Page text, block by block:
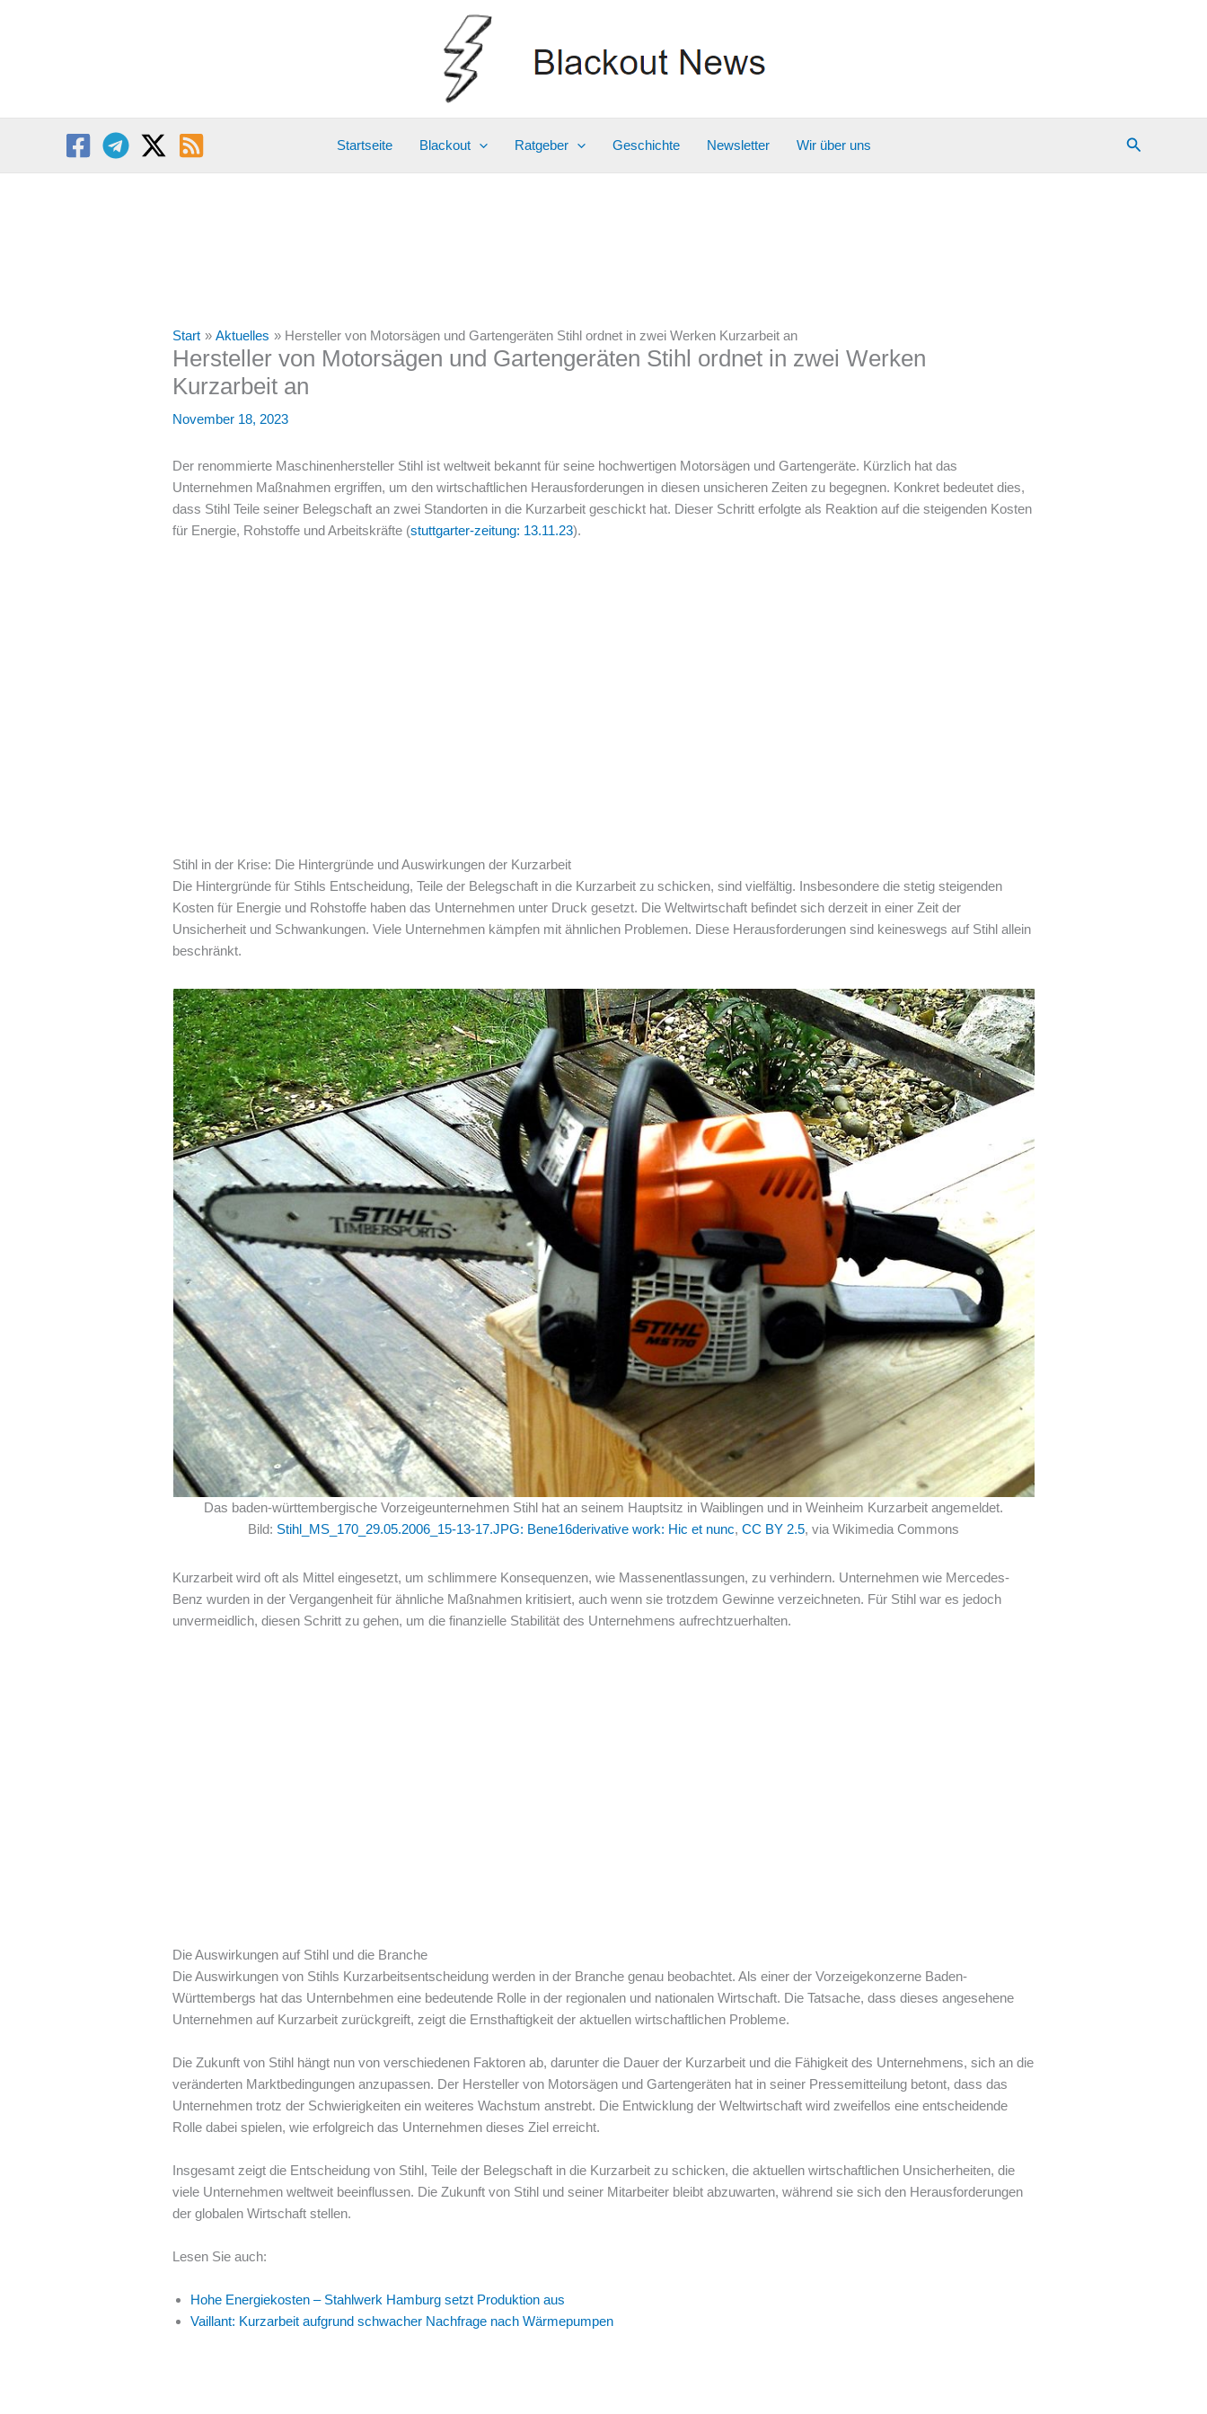
Startseite Blackout Ratgeber Geschichte Newsletter Wir über uns Suchen
Start Aktuelles Hersteller von Motorsägen und Gartengeräten Stihl ordnet in zwei Werken Kurzarbeit an
Hersteller von Motorsägen und Gartengeräten Stihl ordnet in zwei Werken
Kurzarbeit an
November 18, 2023
Der renommierte Maschinenhersteller Stihl ist weltweit bekannt für seine hochwertigen Motorsägen und Gartengeräte. Kürzlich hat das
Unternehmen Maßnahmen ergriffen, um den wirtschaftlichen Herausforderungen in diesen unsicheren Zeiten zu begegnen. Konkret bedeutet dies,
dass Stihl Teile seiner Belegschaft an zwei Standorten in die Kurzarbeit geschickt hat. Dieser Schritt erfolgte als Reaktion auf die steigenden Kosten
für Energie, Rohstoffe und Arbeitskräfte (stuttgarter-zeitung: 13.11.23).
Stihl in der Krise: Die Hintergründe und Auswirkungen der Kurzarbeit
Die Hintergründe für Stihls Entscheidung, Teile der Belegschaft in die Kurzarbeit zu schicken, sind vielfältig. Insbesondere die stetig steigenden
Kosten für Energie und Rohstoffe haben das Unternehmen unter Druck gesetzt. Die Weltwirtschaft befindet sich derzeit in einer Zeit der
Unsicherheit und Schwankungen. Viele Unternehmen kämpfen mit ähnlichen Problemen. Diese Herausforderungen sind keineswegs auf Stihl allein
beschränkt.
Das baden-württembergische Vorzeigeunternehmen Stihl hat an seinem Hauptsitz in Waiblingen und in Weinheim Kurzarbeit angemeldet.
Bild: Stihl_MS_170_29.05.2006_15-13-17.JPG: Bene16derivative work: Hic et nunc, CC BY 2.5, via Wikimedia Commons
Kurzarbeit wird oft als Mittel eingesetzt, um schlimmere Konsequenzen, wie Massenentlassungen, zu verhindern. Unternehmen wie Mercedes-
Benz wurden in der Vergangenheit für ähnliche Maßnahmen kritisiert, auch wenn sie trotzdem Gewinne verzeichneten. Für Stihl war es jedoch
unvermeidlich, diesen Schritt zu gehen, um die finanzielle Stabilität des Unternehmens aufrechtzuerhalten.
Die Auswirkungen auf Stihl und die Branche
Die Auswirkungen von Stihls Kurzarbeitsentscheidung werden in der Branche genau beobachtet. Als einer der Vorzeigekonzerne Baden-
Württembergs hat das Unternbehmen eine bedeutende Rolle in der regionalen und nationalen Wirtschaft. Die Tatsache, dass dieses angesehene
Unternehmen auf Kurzarbeit zurückgreift, zeigt die Ernsthaftigkeit der aktuellen wirtschaftlichen Probleme.
Die Zukunft von Stihl hängt nun von verschiedenen Faktoren ab, darunter die Dauer der Kurzarbeit und die Fähigkeit des Unternehmens, sich an die
veränderten Marktbedingungen anzupassen. Der Hersteller von Motorsägen und Gartengeräten hat in seiner Pressemitteilung betont, dass das
Unternehmen trotz der Schwierigkeiten ein weiteres Wachstum anstrebt. Die Entwicklung der Weltwirtschaft wird zweifellos eine entscheidende
Rolle dabei spielen, wie erfolgreich das Unternehmen dieses Ziel erreicht.
Insgesamt zeigt die Entscheidung von Stihl, Teile der Belegschaft in die Kurzarbeit zu schicken, die aktuellen wirtschaftlichen Unsicherheiten, die
viele Unternehmen weltweit beeinflussen. Die Zukunft von Stihl und seiner Mitarbeiter bleibt abzuwarten, während sie sich den Herausforderungen
der globalen Wirtschaft stellen.
Lesen Sie auch:
Hohe Energiekosten – Stahlwerk Hamburg setzt Produktion aus
Vaillant: Kurzarbeit aufgrund schwacher Nachfrage nach Wärmepumpen